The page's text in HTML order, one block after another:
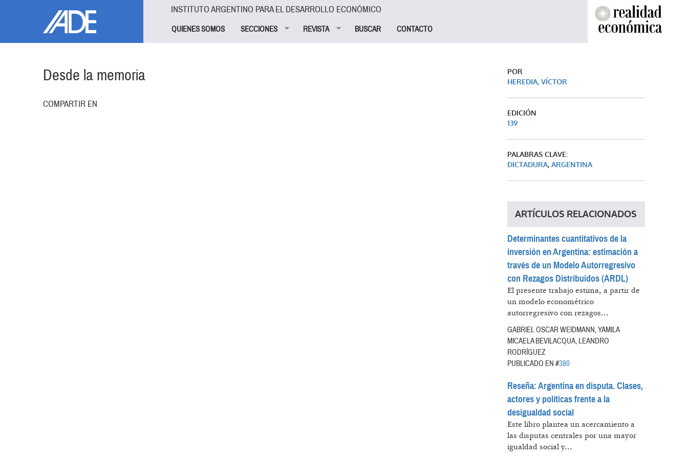
INSTITUTO ARGENTINO PARA EL DESARROLLO ECONÓMICO
QUIENES SOMOS SECCIONES REVISTA BUSCAR CONTACTO
Desde la memoria
COMPARTIR EN
POR
HEREDIA, VÍCTOR
EDICIÓN
139
PALABRAS CLAVE:
DICTADURA, ARGENTINA
ARTÍCULOS RELACIONADOS
Determinantes cuantitativos de la
inversión en Argentina: estimación a
través de un Modelo Autorregresivo
con Rezagos Distribuidos (ARDL)
El presente trabajo estima, a partir de
un modelo econométrico
autorregresivo con rezagos...
GABRIEL OSCAR WEIDMANN, YAMILA
MICAELA BEVILACQUA, LEANDRO
RODRÍGUEZ
PUBLICADO EN #380
Reseña: Argentina en disputa. Clases,
actores y políticas frente a la
desigualdad social
Este libro plantea un acercamiento a
las disputas centrales por una mayor
igualdad social y...